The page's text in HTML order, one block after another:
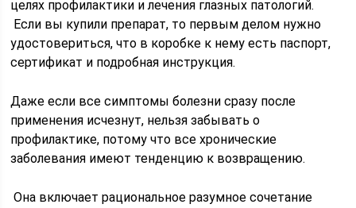
целях профилактики и лечения глазных патологий.
Если вы купили препарат, то первым делом нужно
удостовериться, что в коробке к нему есть паспорт,
сертификат и подробная инструкция.
Даже если все симптомы болезни сразу после
применения исчезнут, нельзя забывать о
профилактике, потому что все хронические
заболевания имеют тенденцию к возвращению.
Она включает рациональное разумное сочетание